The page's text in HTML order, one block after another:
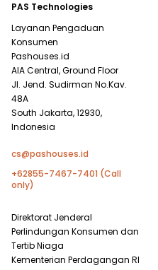
PAS Technologies
Layanan Pengaduan
Konsumen
Pashouses.id
AIA Central, Ground Floor
Jl. Jend. Sudirman No.Kav.
48A
South Jakarta, 12930,
Indonesia
cs@pashouses.id
+62855-7467-7401 (Call
only)
Direktorat Jenderal
Perlindungan Konsumen dan
Tertib Niaga
Kementerian Perdagangan RI